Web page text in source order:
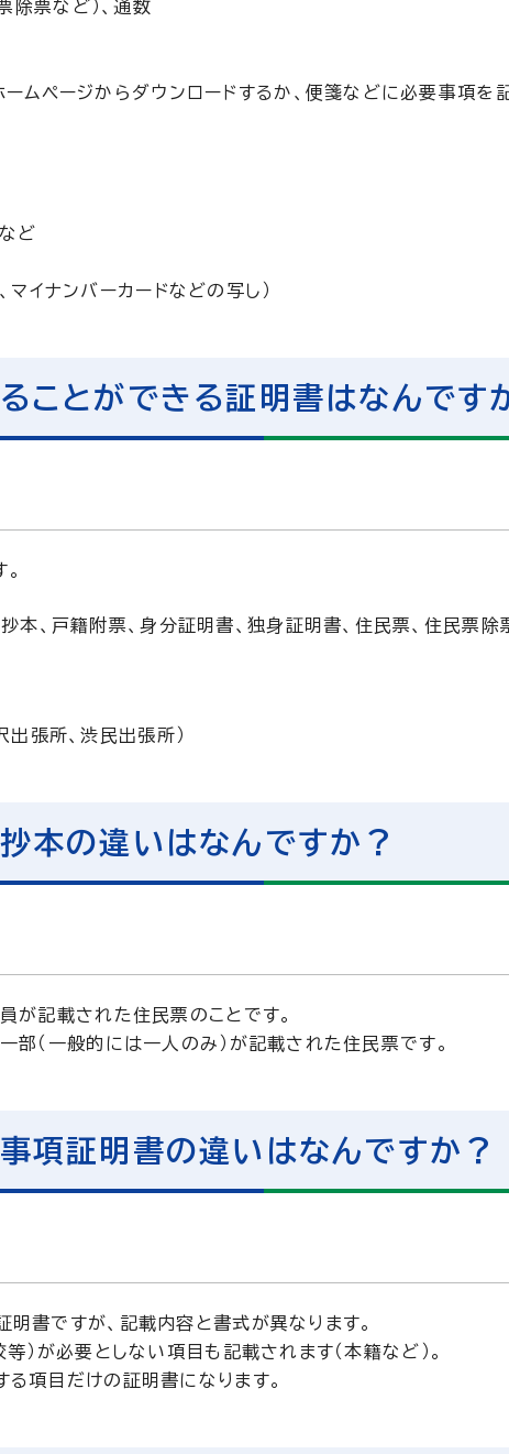
除票など）、通数
ムページからダウンロードするか、便箋などに必要事項を
ど
イナンバーカードなどの写し）
ことができる証明書はなんです
本、戸籍附票、身分証明書、独身証明書、住民票、住民票
張所、渋民出張所）
本の違いはなんですか？
が記載された住民票のことです。
部（一般的には一人のみ）が記載された住民票です。
項証明書の違いはなんですか？
明書ですが、記載内容と書式が異なります。
等）が必要としない項目も記載されます（本籍など）。
る項目だけの証明書になります。